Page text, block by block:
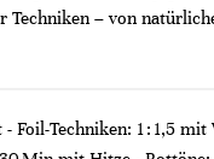
– von
Techniken: 1 : 1,5 mit